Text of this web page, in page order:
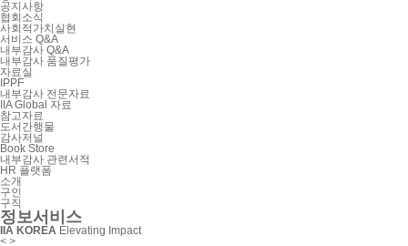
공지사항
협회소식
사회적가치실현
서비스 Q&A
내부감사 Q&A
내부감사 품질평가
자료실
IPPF
내부감사 전문자료
IIA Global 자료
참고자료
도서간행물
감사저널
Book Store
내부감사 관련서적
HR 플랫폼
소개
구인
구직
정보서비스
IIA KOREA Elevating Impact
< >